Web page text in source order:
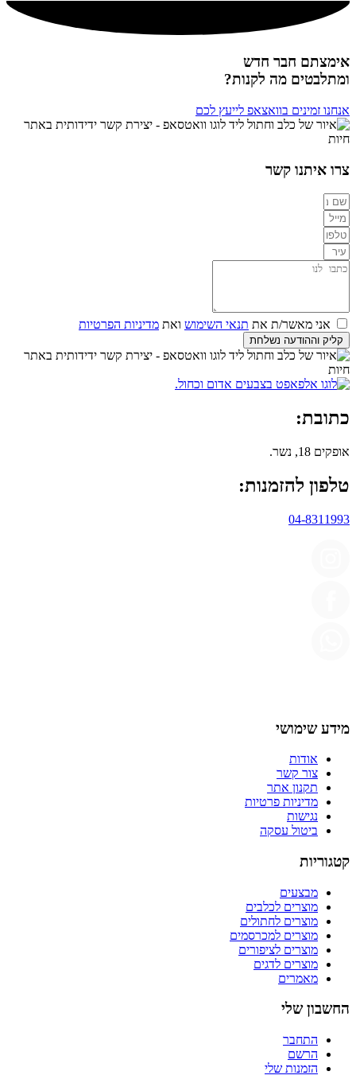
אימצתם חבר חדש
ומתלבטים מה לקנות?
אנחנו זמינים בוואצאפ לייעץ לכם
צרו איתנו קשר
אני מאשר/ת את תנאי השימוש ואת מדיניות הפרטיות
קליק וההודעה נשלחת
כתובת:
אופקים 18, נשר.
טלפון להזמנות:
04-8311993
מידע שימושי
אודות
צור קשר
תקנון אתר
מדיניות פרטיות
נגישות
ביטול עסקה
קטגוריות
מבצעים
מוצרים לכלבים
מוצרים לחתולים
מוצרים למכרסמים
מוצרים לציפורים
מוצרים לדגים
מאמרים
החשבון שלי
התחבר
הרשם
הזמנות שלי